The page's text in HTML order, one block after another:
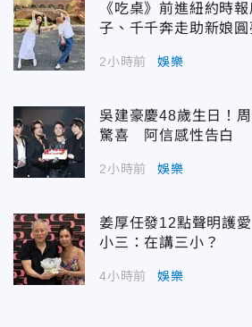
《吃桌》前進紐約時
子、千千奔走助新娘圓
2小時前 娛樂
吳建豪慶48歲生日！
驚喜 阿信感性告白
2小時前 娛樂
姜厚任發12點聲明護
小三：在講三小？
4小時前 娛樂